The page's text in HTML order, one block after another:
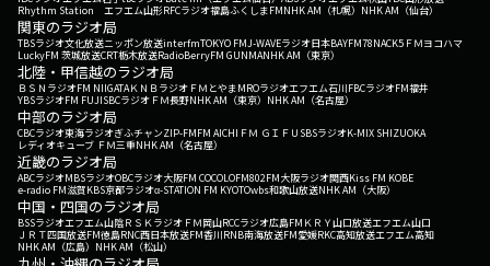
Rhythm Station エフエム山形RFCラジオ福島ふくしまFMNHK AM（札幌） NHK AM（仙台）
関東のラジオ局
TBSラジオ文化放送ニッポン放送interfmTOKYO FMJ-WAVEラジオ日本BAYFM78NACK5 ＦＭヨコハマ
LuckyFM 茨城放送CRT栃木放送RadioBerryFM GUNMANHK AM（東京）
北陸・甲信越のラジオ局
ＢＳＮラジオFM NIIGATAＫＮＢラジオ ＦＭとやまMROラジオエフエム石川FBCラジオFM福井
YBSラジオFM FUJISBCラジオ ＦＭ長野NHK AM（東京） NHK AM（名古屋）
中部のラジオ局
CBCラジオ東海ラジオぎふチャンZIP-FMFM AICHI ＦＭ ＧＩＦＵ SBSラジオK-MIX SHIZUOKA
レディオキューブ ＦＭ三重NHK AM（名古屋）
近畿のラジオ局
ABCラジオMBSラジオOBCラジオ大阪FM COCOLOFM802FM大阪ラジオ関西Kiss FM KOBE
e-radio FM滋賀KBS京都ラジオα-STATION FM KYOTOwbs和歌山放送NHK AM（大阪）
中国・四国のラジオ局
BSSラジオエフエム山陰ＲＳＫラジオ ＦＭ岡山RCCラジオ広島FM ＫＲＹ山口放送エフエム山口
ＪＲＴ四国放送FM徳島RNC西日本放送FM香川RNB南海放送FM愛媛RKC高知放送エフエム高知
NHK AM（広島） NHK AM（松山）